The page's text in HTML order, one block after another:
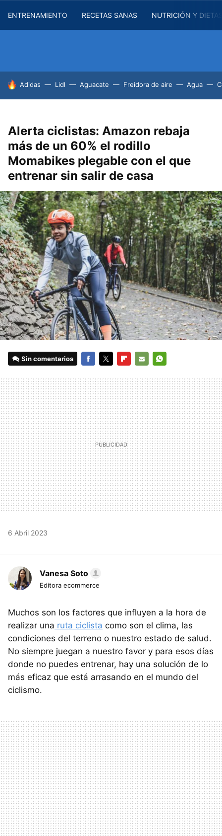
ENTRENAMIENTO RECETAS SANAS NUTRICIÓN Y
HOY SE HABLA DE
Adidas Lidl Aguacate Freidora de aire Agua
Alerta ciclistas: Amazon rebaja
más de un 60% el rodillo
Momabikes plegable con el que
entrenar sin salir de casa
Sin comentarios
MAIL
6 Abril 2023
Vanesa Soto
Editora ecommerce
Muchos son los factores que influyen a la hora de
realizar una ruta ciclista como son el clima, las
condiciones del terreno o nuestro estado de salud.
No siempre juegan a nuestro favor y para esos días
donde no puedes entrenar, hay una solución de lo
más eficaz que está arrasando en el mundo del
ciclismo.